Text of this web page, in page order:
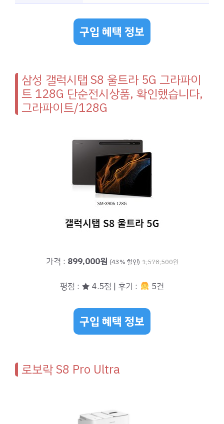
구입 혜택 정보
삼성 갤럭시탭 S8 울트라 5G 그라파이
트 128G 단순전시상품, 확인했습니다,
그라파이트/128G
가격 : 899,000원 (43% 할인) 1,578,500원
평점 : ★ 4.5점 | 후기 : 5건
구입 혜택 정보
로보락 S8 Pro Ultra